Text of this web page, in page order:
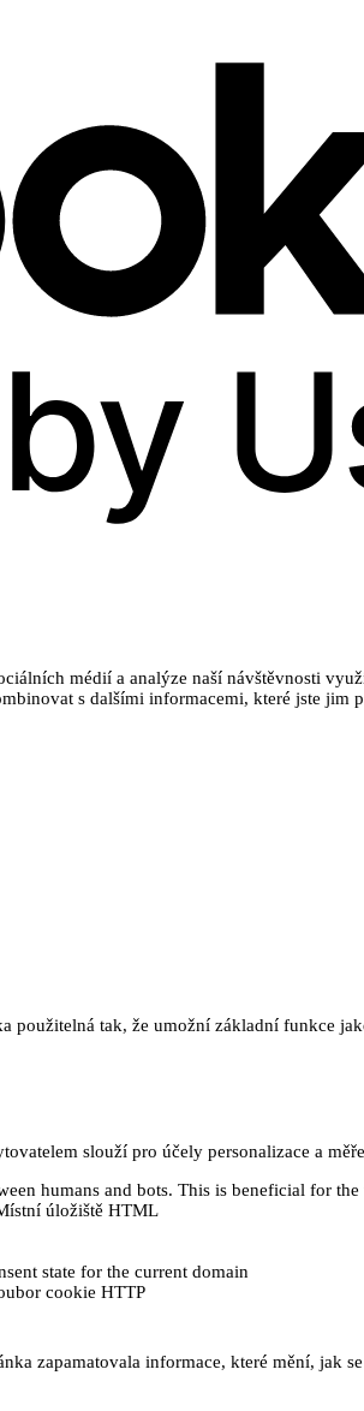
médií a analýze naší návštěvnosti
s dalšími informacemi, které jste
použitelná tak, že umožní základní funkce
slouží pro účely personalizace a
humans and bots. This is beneficial for
úložiště HTML
state for the current domain
cookie HTTP
zapamatovala informace, které mění, jak